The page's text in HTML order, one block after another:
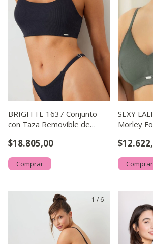
BRIGITTE 1637 Conjunto
con Taza Removible de
$18.805,00
Comprar
SEXY
Morley
Comprar
1 / 6